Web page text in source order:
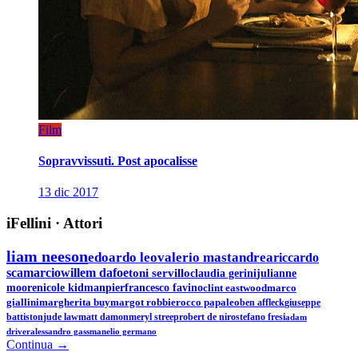
Film
Sopravvissuti. Post apocalisse
13 dic 2017
iFellini · Attori
liam neesonedoardo leovalerio mastandreariccardo
scamarciowillem dafoetoni servilloclaudia gerinijulianne
moorenicole kidmanpierfrancesco favinoclint eastwoodmarco
giallinimargherita buymargot robbierocco papaleoben affleckgiuseppe
battistonjude lawmatt damonmeryl streeprobert de nirostefano fresiadam
driveralessandro gassmanelio germano
Continua →